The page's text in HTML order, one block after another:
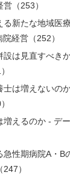
（253）
新たな地域医
経営（252）
設は見直すべき
士は増えないの
増えるのか - デ
性期病院A・B
）